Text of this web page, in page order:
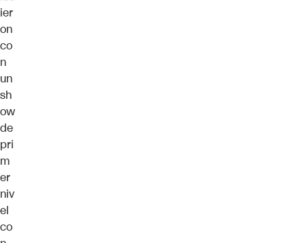
ier
on
co
n
un
sh
ow
de
pri
m
er
niv
el
co